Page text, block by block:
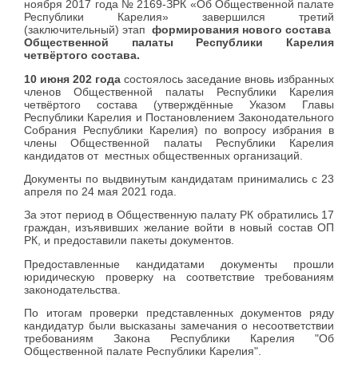
ноября 2017 года № 2169-ЗРК «Об Общественной палате
Республики Карелия» завершился третий
(заключительный) этап формирования нового состава
Общественной палаты Республики Карелия
четвёртого состава.
10 июня 202 года состоялось заседание вновь избранных
членов Общественной палаты Республики Карелия
четвёртого состава (утверждённые Указом Главы
Республики Карелия и Постановлением Законодательного
Собрания Республики Карелия) по вопросу избрания в
члены Общественной палаты Республики Карелия
кандидатов от местных общественных организаций.
Документы по выдвинутым кандидатам принимались с 23
апреля по 24 мая 2021 года.
За этот период в Общественную палату РК обратились 17
граждан, изъявивших желание войти в новый состав ОП
РК, и предоставили пакеты документов.
Предоставленные кандидатами документы прошли
юридическую проверку на соответствие требованиям
законодательства.
По итогам проверки представленных документов ряду
кандидатур были высказаны замечания о несоответствии
требованиям Закона Республики Карелия "Об
Общественной палате Республики Карелия".